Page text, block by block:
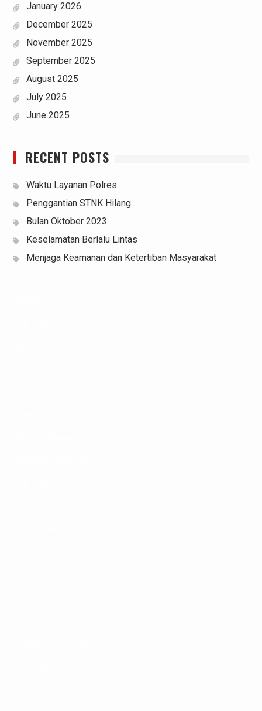
January 2026
December 2025
November 2025
September 2025
August 2025
July 2025
June 2025
RECENT POSTS
Waktu Layanan Polres
Penggantian STNK Hilang
Bulan Oktober 2023
Keselamatan Berlalu Lintas
Menjaga Keamanan dan Ketertiban Masyarakat